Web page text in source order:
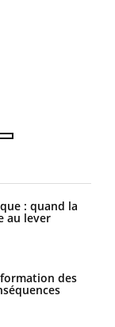
: quand la
au lever
des